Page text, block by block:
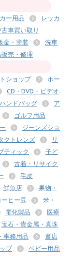
カー用品
レッカ
車買い取り
金・塗装
洗車
売・修理
ショップ
ホー
CD・DVD・ビデオ
ンドバッグ
ア
ゴルフ用品
ジーンズショ
クトレンズ
リ
ティック
子ど
古着・リサイク
毛皮
鮮魚店
果物・
ーヒー豆
米・
電化製品
医療
宝石・貴金属・真珠
事務用品
書店
プ
ベビー用品